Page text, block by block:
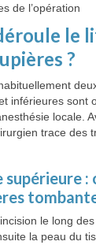
de l’opération
le
?
inférieures sont
locale.
trace des
supérieure :
le long
la peau du